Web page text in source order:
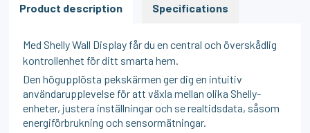
Product description Specifications
Med Shelly Wall Display får du en central och överskådlig
kontrollenhet för ditt smarta hem.
Den högupplösta pekskärmen ger dig en intuitiv
användarupplevelse för att växla mellan olika Shelly-
enheter, justera inställningar och se realtidsdata, såsom
energiförbrukning och sensormätningar.